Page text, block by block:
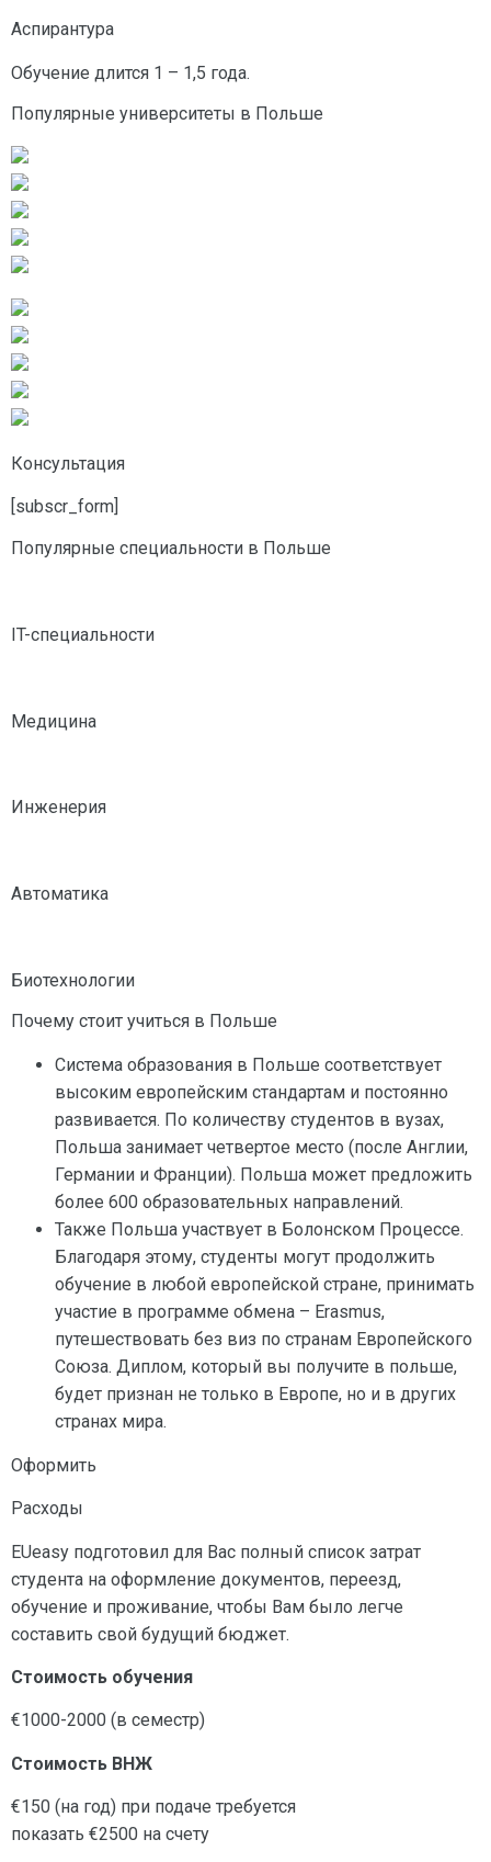
Аспирантура
Обучение длится 1 – 1,5 года.
Популярные университеты в Польше
Консультация
[subscr_form]
Популярные специальности в Польше
IT-специальности
Медицина
Инженерия
Автоматика
Биотехнологии
Почему стоит учиться в Польше
Система образования в Польше соответствует
высоким европейским стандартам и постоянно
развивается. По количеству студентов в вузах,
Польша занимает четвертое место (после Англии,
Германии и Франции). Польша может предложить
более 600 образовательных направлений.
Также Польша участвует в Болонском Процессе.
Благодаря этому, студенты могут продолжить
обучение в любой европейской стране, принимать
участие в программе обмена – Erasmus,
путешествовать без виз по странам Европейского
Союза. Диплом, который вы получите в польше,
будет признан не только в Европе, но и в других
странах мира.
Оформить
Расходы
EUeasy подготовил для Вас полный список затрат
студента на оформление документов, переезд,
обучение и проживание, чтобы Вам было легче
составить свой будущий бюджет.
Стоимость обучения
€1000-2000 (в семестр)
Стоимость ВНЖ
€150 (на год) при подаче требуется
показать €2500 на счету